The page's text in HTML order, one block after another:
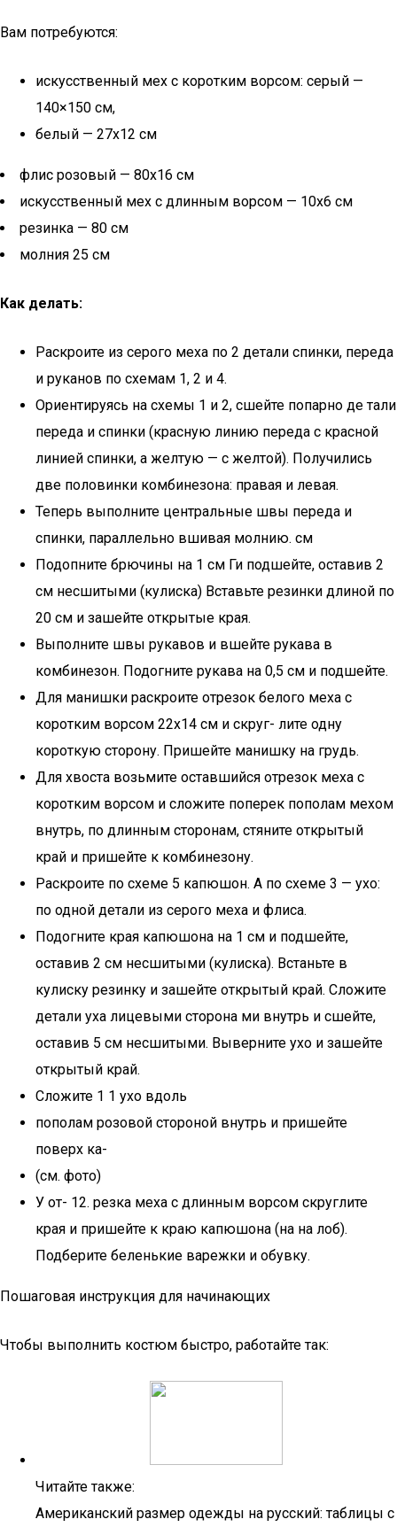
Вам потребуются:
искусственный мех с коротким ворсом: серый —
140×150 см,
белый — 27х12 см
флис розовый — 80х16 см
искусственный мех с длинным ворсом — 10х6 см
резинка — 80 см
молния 25 см
Как делать:
Раскроите из серого меха по 2 детали спинки, переда
и руканов по схемам 1, 2 и 4.
Ориентируясь на схемы 1 и 2, сшейте попарно де тали
переда и спинки (красную линию переда с красной
линией спинки, а желтую — с желтой). Получились
две половинки комбинезона: правая и левая.
Теперь выполните центральные швы переда и
спинки, параллельно вшивая молнию. см
Подопните брючины на 1 см Ги подшейте, оставив 2
см несшитыми (кулиска) Вставьте резинки длиной по
20 см и зашейте открытые края.
Выполните швы рукавов и вшейте рукава в
комбинезон. Подогните рукава на 0,5 см и подшейте.
Для манишки раскроите отрезок белого меха с
коротким ворсом 22х14 см и скруг- лите одну
короткую сторону. Пришейте манишку на грудь.
Для хвоста возьмите оставшийся отрезок меха с
коротким ворсом и сложите поперек пополам мехом
внутрь, по длинным сторонам, стяните открытый
край и пришейте к комбинезону.
Раскроите по схеме 5 капюшон. А по схеме 3 — ухо:
по одной детали из серого меха и флиса.
Подогните края капюшона на 1 см и подшейте,
оставив 2 см несшитыми (кулиска). Встаньте в
кулиску резинку и зашейте открытый край. Сложите
детали уха лицевыми сторона ми внутрь и сшейте,
оставив 5 см несшитыми. Выверните ухо и зашейте
открытый край.
Сложите 1 1 ухо вдоль
пополам розовой стороной внутрь и пришейте
поверх ка-
(см. фото)
У от- 12. резка меха с длинным ворсом скруглите
края и пришейте к краю капюшона (на на лоб).
Подберите беленькие варежки и обувку.
Пошаговая инструкция для начинающих
Чтобы выполнить костюм быстро, работайте так:
Читайте также:
Американский размер одежды на русский: таблицы с